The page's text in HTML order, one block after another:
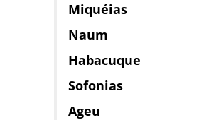
Miquéias
Naum
Habacuque
Sofonias
Ageu